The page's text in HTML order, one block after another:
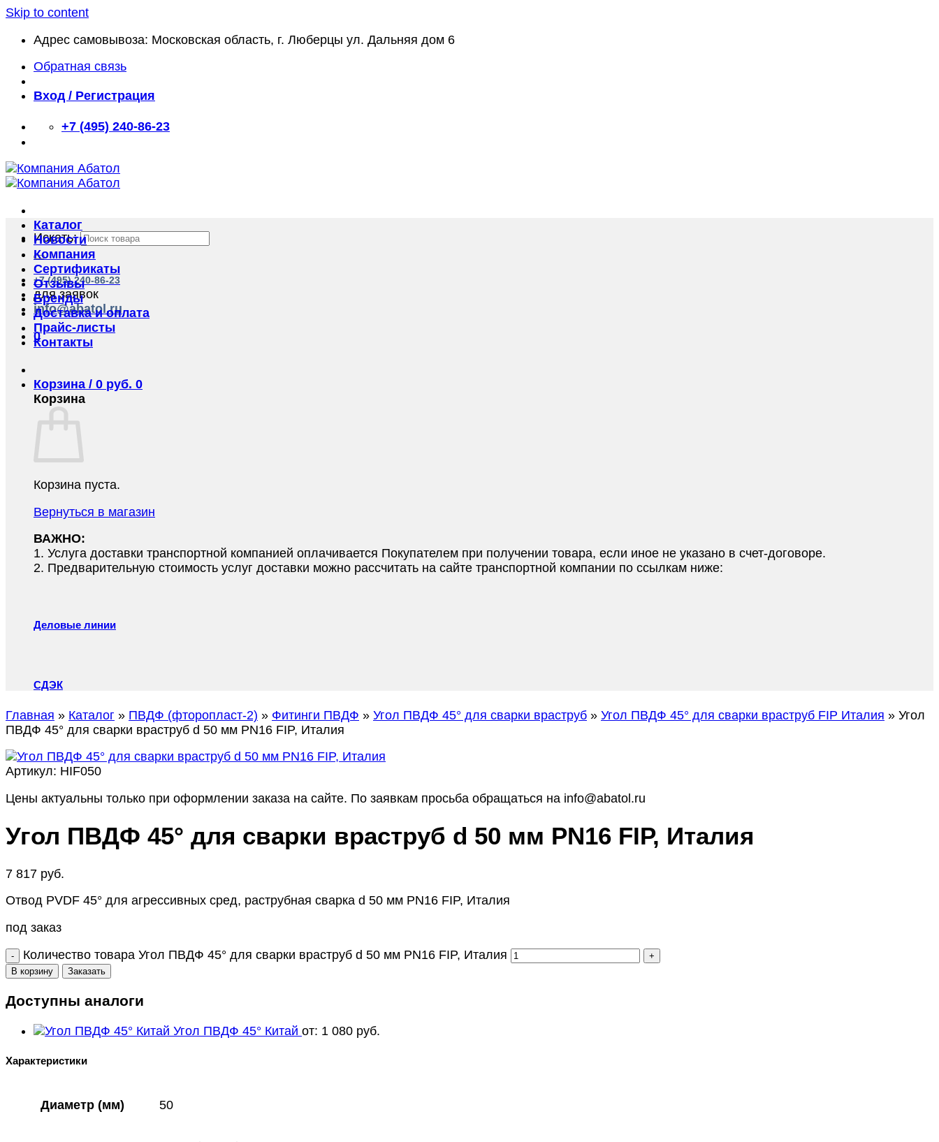
Skip to content
Адрес самовывоза: Московская область, г. Люберцы ул. Дальняя дом 6
Обратная связь
Вход / Регистрация
+7 (495) 240-86-23
Искать:
+7 (495) 240-86-23
для заявок
info@abatol.ru
0
Каталог
Новости
Компания
Сертификаты
Отзывы
Бренды
Доставка и оплата
Прайс-листы
Контакты
Корзина / 0 руб. 0
Корзина
Корзина пуста.
Вернуться в магазин
ВАЖНО:
1.⁠ ⁠Услуга доставки транспортной компанией оплачивается Покупателем при получении товара, если иное не указано в счет-договоре.
2.⁠ ⁠Предварительную стоимость услуг доставки можно рассчитать на сайте транспортной компании по ссылкам ниже:
Деловые линии
СДЭК
Главная » Каталог » ПВДФ (фторопласт-2) » Фитинги ПВДФ » Угол ПВДФ 45° для сварки враструб » Угол ПВДФ 45° для сварки враструб FIP Италия » Угол
ПВДФ 45° для сварки враструб d 50 мм PN16 FIP, Италия
Артикул: HIF050
Цены актуальны только при оформлении заказа на сайте. По заявкам просьба обращаться на info@abatol.ru
Угол ПВДФ 45° для сварки враструб d 50 мм PN16 FIP, Италия
7 817 руб.
Отвод PVDF 45° для агрессивных сред, раструбная сварка d 50 мм PN16 FIP, Италия
под заказ
Количество товара Угол ПВДФ 45° для сварки враструб d 50 мм PN16 FIP, Италия
В корзину Заказать
Доступны аналоги
Угол ПВДФ 45° Китай от: 1 080 руб.
Характеристики
Диаметр (мм) 50